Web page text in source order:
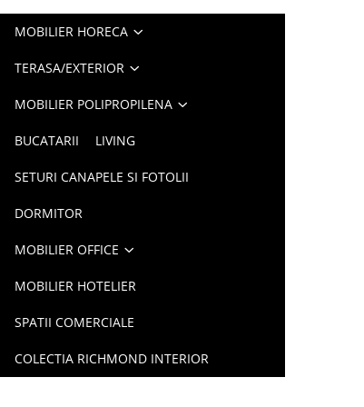
MOBILIER HORECA
TERASA/EXTERIOR
MOBILIER POLIPROPILENA
BUCATARII LIVING
SETURI CANAPELE SI FOTOLII
DORMITOR
MOBILIER OFFICE
MOBILIER HOTELIER
SPATII COMERCIALE
COLECTIA RICHMOND INTERIOR